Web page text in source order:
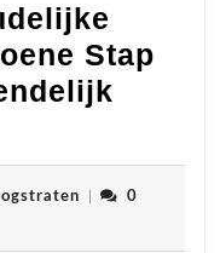
Stap
0